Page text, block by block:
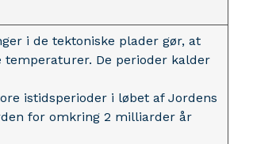
i de tektoniske plader gør, at
De perioder kalder
istidsperioder i løbet af Jordens
for omkring 2 milliarder år